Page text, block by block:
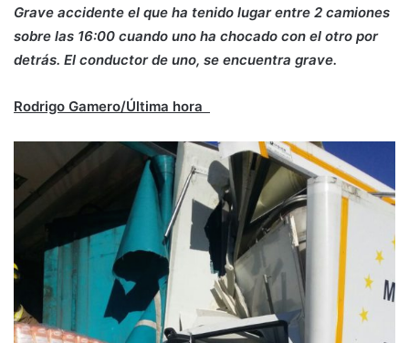
Grave accidente el que ha tenido lugar entre 2 camiones
sobre las 16:00 cuando uno ha chocado con el otro por
detrás. El conductor de uno, se encuentra grave.
Rodrigo Gamero/Última hora